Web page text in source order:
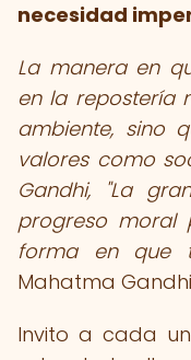
necesidad
La manera en
en la repostería
ambiente, sino
valores como
Gandhi, "La
progreso moral
forma en que
Mahatma Gandhi
Invito a cada